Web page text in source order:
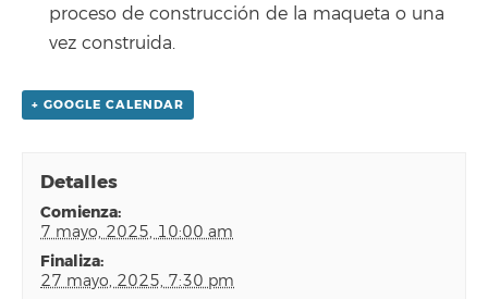
proceso de construcción de la maqueta o una
vez construida.
+ GOOGLE CALENDAR
Detalles
comienza:
7 mayo, 2025, 10:00 am
finaliza:
27 mayo, 2025, 7:30 pm